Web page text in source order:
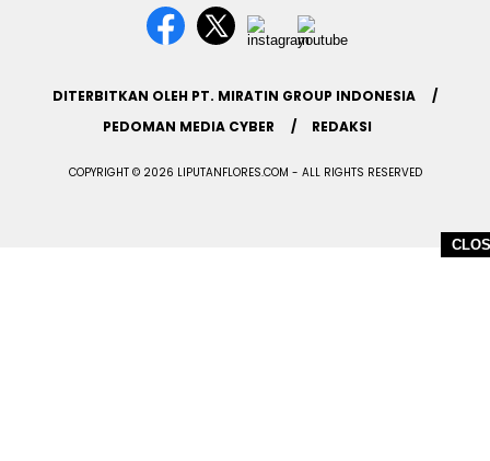
DITERBITKAN OLEH PT. MIRATIN GROUP INDONESIA
PEDOMAN MEDIA CYBER
REDAKSI
COPYRIGHT © 2026 LIPUTANFLORES.COM - ALL RIGHTS RESERVED